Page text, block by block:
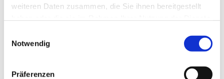
weiteren Daten zusammen, die Sie ihnen bereitgestellt
Notwendig
Präferenzen